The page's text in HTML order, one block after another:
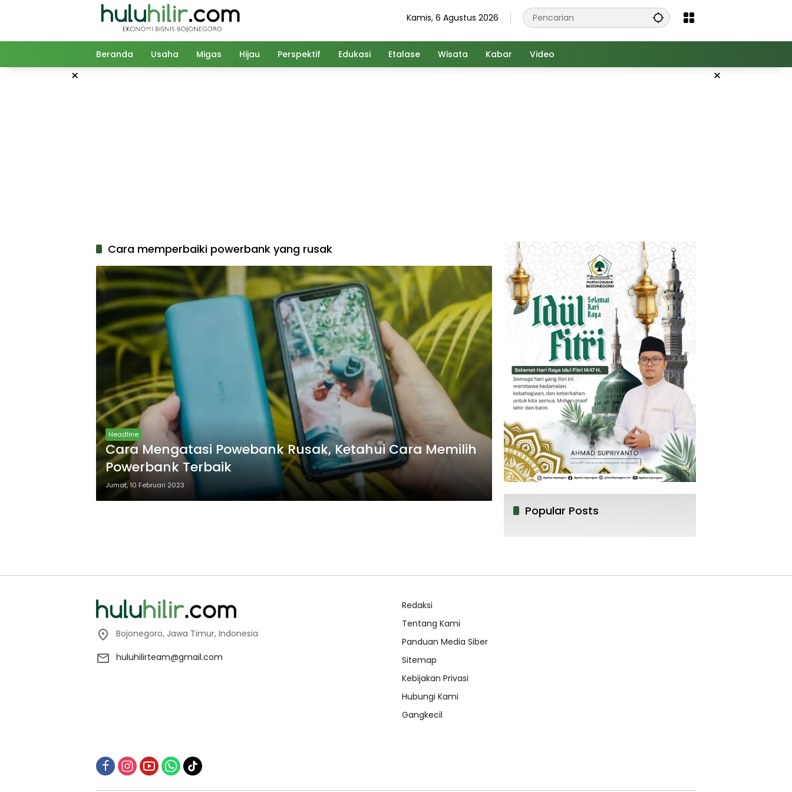
Kamis, 6 Agustus 2026
Beranda Usaha Migas Hijau Perspektif Edukasi Etalase Wisata Kabar Video
× ×
Cara memperbaiki powerbank yang rusak
Headline
Cara Mengatasi Powebank Rusak, Ketahui Cara Memilih
Powerbank Terbaik
Jumat, 10 Februari 2023
Popular Posts
Bojonegoro, Jawa Timur, Indonesia
huluhilirteam@gmail.com
Redaksi
Tentang Kami
Panduan Media Siber
Sitemap
Kebijakan Privasi
Hubungi Kami
Gangkecil